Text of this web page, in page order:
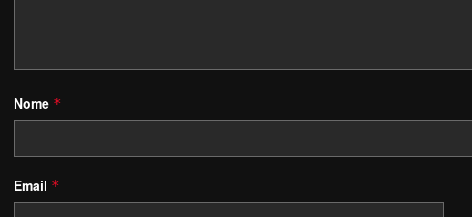
Nome *
Email *